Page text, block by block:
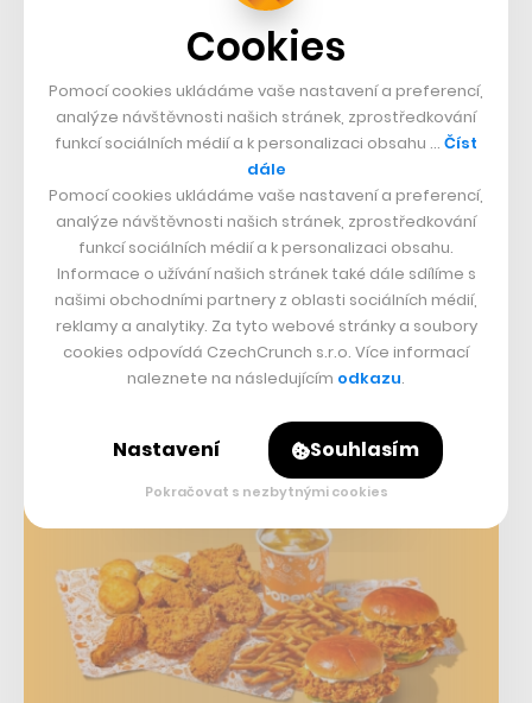
Vyzyvatel KFC otevře v Praze už za
měsíc. Popeyes bude lákat na kuřecí
fast food z Louisiany
09. 10. 2023– FILIP HOUSKA
Slavný americký řetězec přichází do Česka a láká na širokou
Cookies
Pomocí cookies ukládáme vaše nastavení a preferencí,
analýze návštěvnosti našich stránek, zprostředkování
funkcí sociálních médií a k personalizaci obsahu … Číst
dále
Pomocí cookies ukládáme vaše nastavení a preferencí,
analýze návštěvnosti našich stránek, zprostředkování
funkcí sociálních médií a k personalizaci obsahu.
Informace o užívání našich stránek také dále sdílíme s
našimi obchodními partnery z oblasti sociálních médií,
reklamy a analytiky. Za tyto webové stránky a soubory
cookies odpovídá CzechCrunch s.r.o. Více informací
naleznete na následujícím odkazu.
Nastavení Souhlasím
Pokračovat s nezbytnými cookies